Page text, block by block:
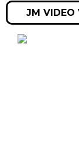
Sélection
1980 Fernand
1985 Mystère
1990 Baptême
JM VIDEO